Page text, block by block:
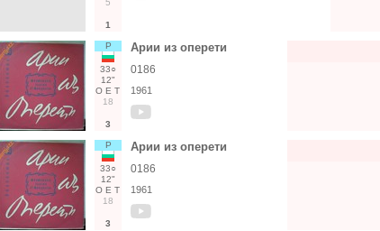
5
1
Р
33○
12"
О Е Т
18
3
Арии из оперети
0186
1961
Р
33○
12"
О Е Т
18
3
Арии из оперети
0186
1961